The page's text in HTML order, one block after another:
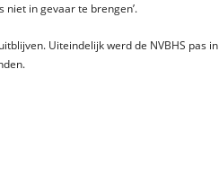
in gevaar te brengen’.
Uiteindelijk werd de NVBHS pas in